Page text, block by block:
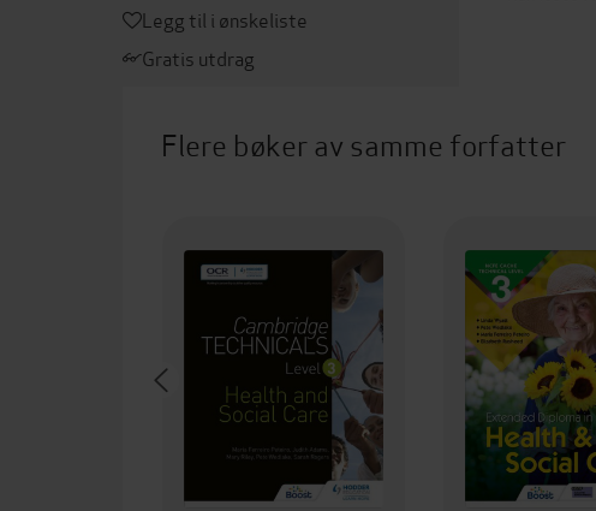
Legg til i ønskeliste
Gratis utdrag
Flere bøker av samme forfatter